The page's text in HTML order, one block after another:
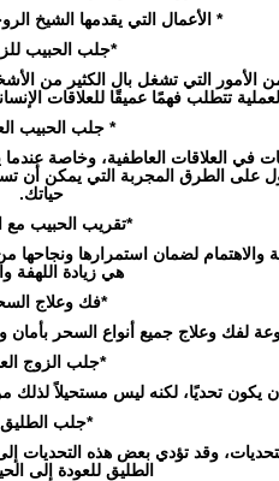
* الأعمال التي يقدمها الشيخ
*جلب الحبيب
الأمور التي تشغل بال الكثير من
تتطلب فهمًا عميقًا للعلاقات
* جلب الحبيب
في العلاقات العاطفية، وخاصة عندما
على الطرق المجربة التي يمكن أن
حياتك.
*تقريب الحبيب مع
والاهتمام لضمان استمرارها
هي زيادة اللهفة
*فك وعلاج
لفك وعلاج جميع أنواع السحر بأمان
*جلب الزوج
يكون تحديًا، لكنه ليس مستحيلاً لذلك
*جلب
وقد تؤدي بعض هذه التحديات
الطليق للعودة إلى